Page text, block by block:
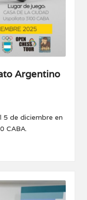
Argentino
5 de diciembre en
CABA.